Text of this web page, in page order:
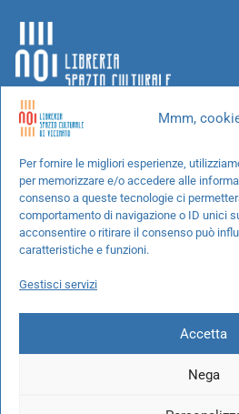
Mmm,
Per fornire le migliori esperienze,
per memorizzare e/o accedere alle
consenso a queste tecnologie ci
comportamento di navigazione o ID unici
acconsentire o ritirare il consenso può
caratteristiche e funzioni.
Gestisci servizi
Accetta
Nega
Chi siamo
Progetti speciali
Richiedi un libro
Spedizioni
Cookie Policy